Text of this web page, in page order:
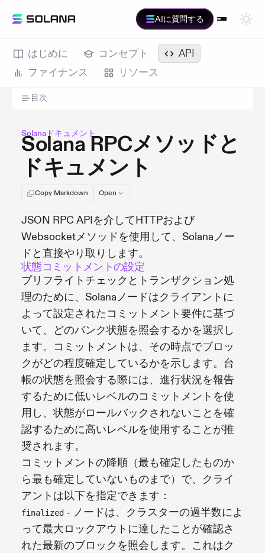
AIに質問する
はじめに コンセプト
API
ファイナンス
リソース
目次
Solanaドキュメント
Solana RPCメソッドと
ドキュメント
Copy Markdown Open
JSON RPC APIを介してHTTPおよび
Websocketメソッドを使用して、Solanaノー
ドと直接やり取りします。
状態コミットメントの設定
プリフライトチェックとトランザクション処
理のために、Solanaノードはクライアントに
よって設定されたコミットメント要件に基づ
いて、どのバンク状態を照会するかを選択し
ます。コミットメントは、その時点でブロッ
クがどの程度確定しているかを示します。台
帳の状態を照会する際には、進行状況を報告
するために低いレベルのコミットメントを使
用し、状態がロールバックされないことを確
認するために高いレベルを使用することが推
奨されます。
コミットメントの降順（最も確定したものか
ら最も確定していないものまで）で、クライ
アントは以下を指定できます：
finalized - ノードは、クラスターの過半数によ
って最大ロックアウトに達したことが確認さ
れた最新のブロックを照会します。これはク